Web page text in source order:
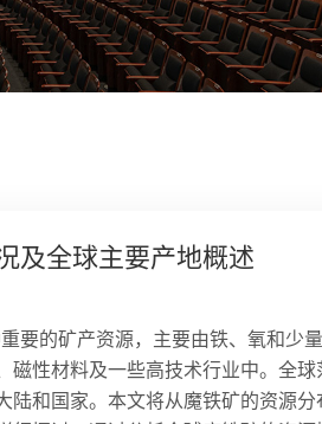
及全球主要产地概述
重要的矿产资源，主要由铁、氧和少
磁性材料及一些高技术行业中。全
陆和国家。本文将从魔铁矿的资源